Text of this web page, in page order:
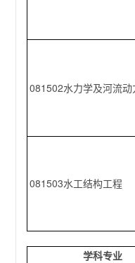
081502水力学及河流动
081503水工结构工程
学科专业